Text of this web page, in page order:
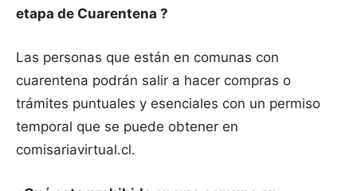
etapa de Cuarentena ?
Las personas que están en comunas con
cuarentena podrán salir a hacer compras o
trámites puntuales y esenciales con un permiso
temporal que se puede obtener en
comisariavirtual.cl.